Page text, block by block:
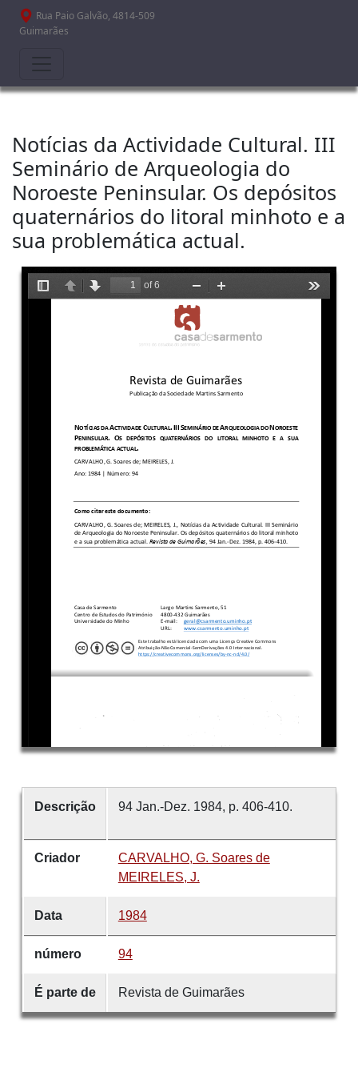
Passar para o conteúdo principal
Rua Paio Galvão, 4814-509
Guimarães
Notícias da Actividade Cultural. III
Seminário de Arqueologia do
Noroeste Peninsular. Os depósitos
quaternários do litoral minhoto e a
sua problemática actual.
Descrição 94 Jan.-Dez. 1984, p. 406-410.
Criador
CARVALHO, G. Soares de
MEIRELES, J.
Data 1984
número 94
É parte de Revista de Guimarães